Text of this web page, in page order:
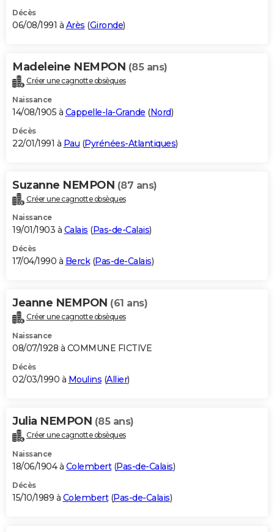
Décès
06/08/1991 à Arès (Gironde)
Madeleine NEMPON (85 ans)
Créer une cagnotte obsèques
Naissance
14/08/1905 à Cappelle-la-Grande (Nord)
Décès
22/01/1991 à Pau (Pyrénées-Atlantiques)
Suzanne NEMPON (87 ans)
Créer une cagnotte obsèques
Naissance
19/01/1903 à Calais (Pas-de-Calais)
Décès
17/04/1990 à Berck(Pas-de-Calais)
Jeanne NEMPON (61 ans)
Créer une cagnotte obsèques
Naissance
08/07/1928 à COMMUNE FICTIVE
Décès
02/03/1990 à Moulins (Allier)
Julia NEMPON (85 ans)
Créer une cagnotte obsèques
Naissance
18/06/1904 à Colembert(Pas-de-Calais)
Décès
15/10/1989 à Colembert(Pas-de-Calais)